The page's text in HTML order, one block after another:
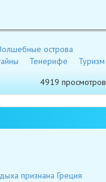
острова
Тенерифе
Туризм
4919 просмотров
признана Греция